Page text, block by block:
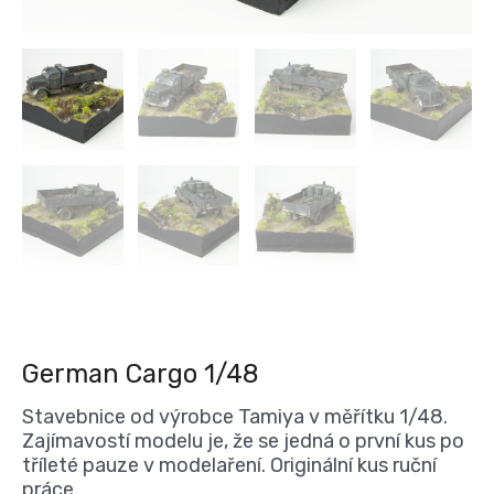
German Cargo 1/48
Stavebnice od výrobce Tamiya v měřítku 1/48.
Zajímavostí modelu je, že se jedná o první kus po
tříleté pauze v modelaření. Originální kus ruční